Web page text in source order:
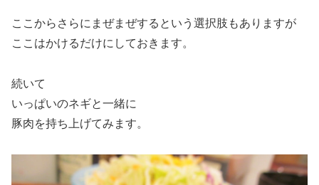
ここからさらにまぜまぜするという選択肢もありますが
ここはかけるだけにしておきます。
続いて
いっぱいのネギと一緒に
豚肉を持ち上げてみます。